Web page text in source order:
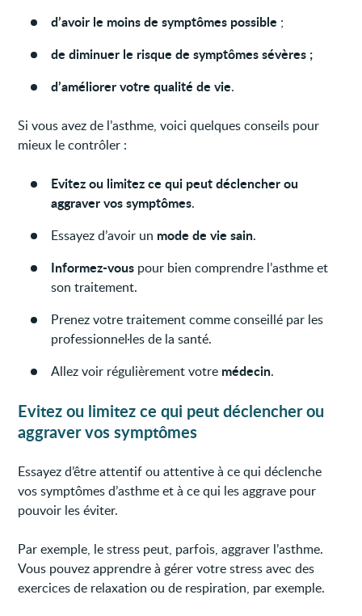
d’avoir le moins de symptômes possible ;
de diminuer le risque de symptômes sévères ;
d’améliorer votre qualité de vie.
Si vous avez de l’asthme, voici quelques conseils pour
mieux le contrôler :
Evitez ou limitez ce qui peut déclencher ou
aggraver vos symptômes.
Essayez d’avoir un mode de vie sain.
Informez-vous pour bien comprendre l’asthme et
son traitement.
Prenez votre traitement comme conseillé par les
professionnel·les de la santé.
Allez voir régulièrement votre médecin.
Evitez ou limitez ce qui peut déclencher ou
aggraver vos symptômes
Essayez d’être attentif ou attentive à ce qui déclenche
vos symptômes d’asthme et à ce qui les aggrave pour
pouvoir les éviter.
Par exemple, le stress peut, parfois, aggraver l’asthme.
Vous pouvez apprendre à gérer votre stress avec des
exercices de relaxation ou de respiration, par exemple.